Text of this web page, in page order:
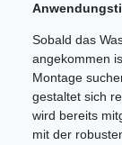
Sobald das
angekommen
Montage
gestaltet sich
wird bereits
mit der